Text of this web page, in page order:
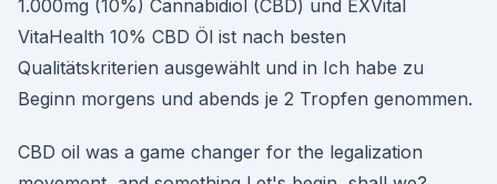
1.000mg (10%) Cannabidiol (CBD) und EXVital
VitaHealth 10% CBD Öl ist nach besten
Qualitätskriterien ausgewählt und in Ich habe zu
Beginn morgens und abends je 2 Tropfen genommen.
CBD oil was a game changer for the legalization